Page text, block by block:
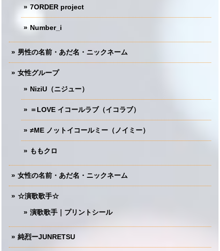
7ORDER project
Number_i
男性の名前・あだ名・ニックネーム
女性グループ
NiziU（ニジュー）
＝LOVE イコールラブ（イコラブ）
≠ME ノットイコールミー（ノイミー）
ももクロ
女性の名前・あだ名・ニックネーム
☆演歌歌手☆
演歌歌手｜プリントシール
純烈ーJUNRETSU